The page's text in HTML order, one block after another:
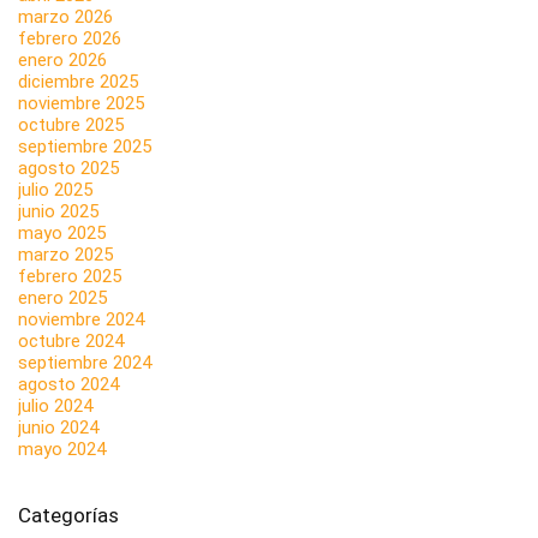
marzo 2026
febrero 2026
enero 2026
diciembre 2025
noviembre 2025
octubre 2025
septiembre 2025
agosto 2025
julio 2025
junio 2025
mayo 2025
marzo 2025
febrero 2025
enero 2025
noviembre 2024
octubre 2024
septiembre 2024
agosto 2024
julio 2024
junio 2024
mayo 2024
Categorías